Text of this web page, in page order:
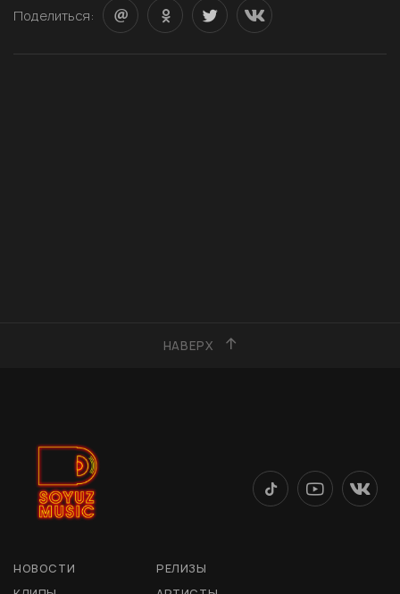
Поделиться:
НАВЕРХ
НОВОСТИ
РЕЛИЗЫ